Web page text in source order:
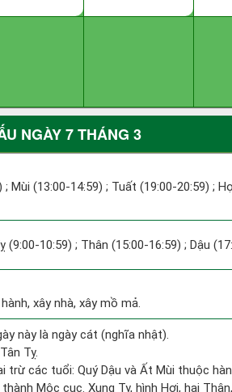
NGÀY 7 THÁNG 3
Mùi (13:00-14:59) ; Tuất (19:00-20:59) ;
10:59) ; Thân (15:00-16:59) ; Dậu
xây nhà, xây mồ mả.
này là ngày cát (nghĩa nhật).
Tỵ.
trừ các tuổi: Quý Dậu và Ất Mùi thuộc
Mộc cục. Xung Tỵ, hình Hợi, hại